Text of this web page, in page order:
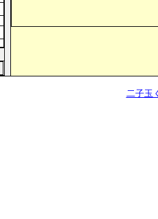
二子玉